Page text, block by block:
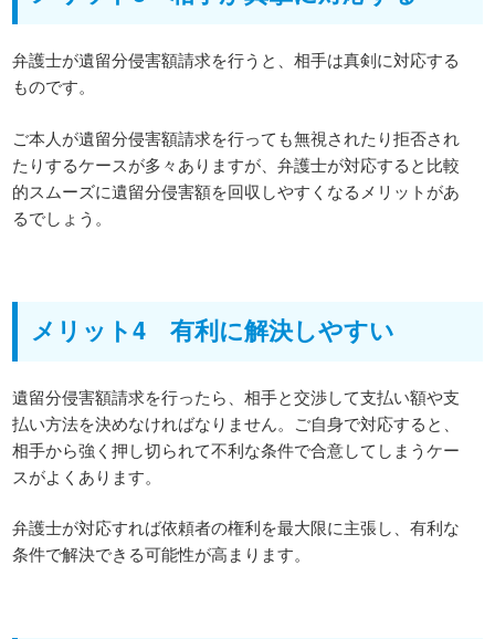
弁護士が遺留分侵害額請求を行うと、相手は真剣に対応する
ものです。
ご本人が遺留分侵害額請求を行っても無視されたり拒否され
たりするケースが多々ありますが、弁護士が対応すると比較
的スムーズに遺留分侵害額を回収しやすくなるメリットがあ
るでしょう。
メリット4 有利に解決しやすい
遺留分侵害額請求を行ったら、相手と交渉して支払い額や支
払い方法を決めなければなりません。ご自身で対応すると、
相手から強く押し切られて不利な条件で合意してしまうケー
スがよくあります。
弁護士が対応すれば依頼者の権利を最大限に主張し、有利な
条件で解決できる可能性が高まります。